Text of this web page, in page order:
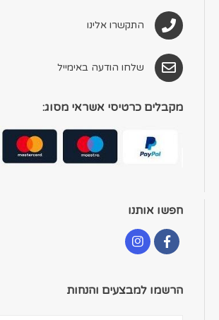
התקשרו אלינו
שלחו הודעה באימייל
מקבלים כרטיסי אשראי מסוג:
חפשו אותנו
הרשמו למבצעים והנחות